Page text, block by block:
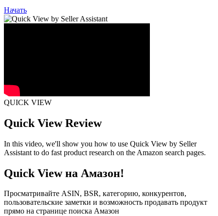
Начать
QUICK VIEW
Quick View Review
In this video, we'll show you how to use Quick View by Seller
Assistant to do fast product research on the Amazon search pages.
Quick View на Амазон!
Просматривайте ASIN, BSR, категорию, конкурентов,
пользовательские заметки и возможность продавать продукт
прямо на странице поиска Амазон